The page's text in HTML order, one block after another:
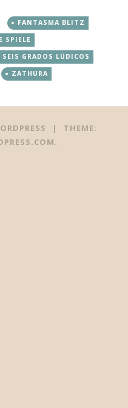
FANTASMA BLITZ
SPIELE
SEIS GRADOS LÚDICOS
ZATHURA
|
THEME:
.